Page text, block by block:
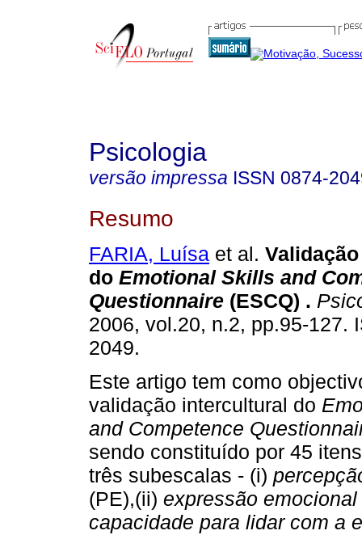
Psicologia
versão impressa ISSN 0874-
Resumo
FARIA, Luísa et al.
do Emotional Skills and
Questionnaire (ESCQ) .
2006, vol.20, n.2, pp.95-127.
2049.
Este artigo tem como
validação intercultural do
and Competence
sendo constituído por 45
três subescalas - (i)
(PE),(ii) expressão emocional
capacidade para lidar com a